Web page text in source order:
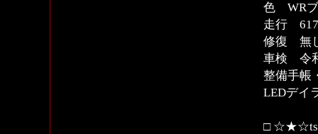
色 WRブ
走行
修復 無
車検 令
整備手帳
LEDデイ
□ ☆★☆ts